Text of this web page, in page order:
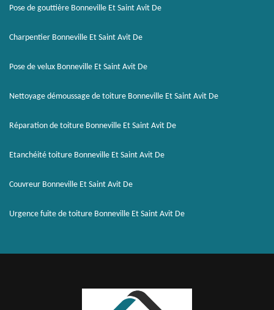
Pose de gouttière Bonneville Et Saint Avit De
Charpentier Bonneville Et Saint Avit De
Pose de velux Bonneville Et Saint Avit De
Nettoyage démoussage de toiture Bonneville Et Saint Avit De
Réparation de toiture Bonneville Et Saint Avit De
Etanchéité toiture Bonneville Et Saint Avit De
Couvreur Bonneville Et Saint Avit De
Urgence fuite de toiture Bonneville Et Saint Avit De